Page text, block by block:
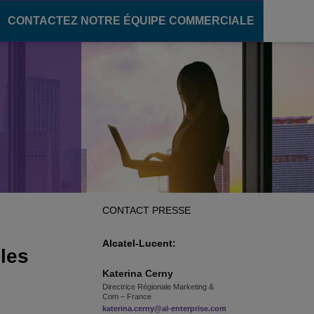
CONTACTEZ NOTRE ÉQUIPE COMMERCIALE
le secteur de l'éducation
numérique
CONTACT PRESSE
Alcatel-Lucent:
Katerina Cerny
Directrice Régionale Marketing &
Com – France
katerina.cerny@al-enterprise.com